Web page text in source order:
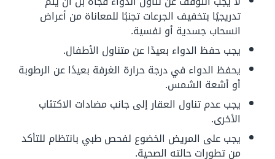
تدريجيًا بتخفيف الجرعات تجنبًا للمعاناة من أعراض
انسحاب جسدية أو نفسية.
يجب حفظ الدواء بعيدًا عن متناول الأطفال.
يحفظ الدواء في درجة حرارة الغرفة بعيدًا عن الرطوبة
أو أشعة الشمس.
يجب عدم تناول العقار إلى جانب مضادات الاكتئاب
الأخرى.
يجب على المريض الخضوع لفحص طبي بانتظام للتأكد
من تطورات حالته الصحية.